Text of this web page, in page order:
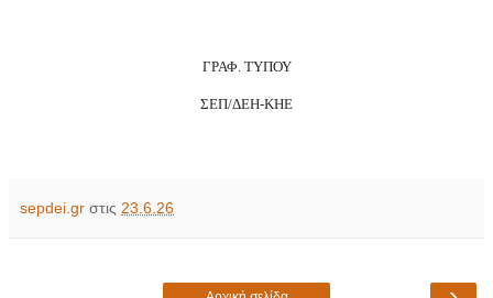
ΓΡΑΦ. ΤΥΠΟΥ
ΣΕΠ/ΔΕΗ-ΚΗΕ
sepdei.gr στις 23.6.26